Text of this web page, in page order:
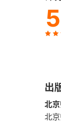
出
北
北